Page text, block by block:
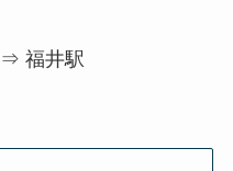
福井駅